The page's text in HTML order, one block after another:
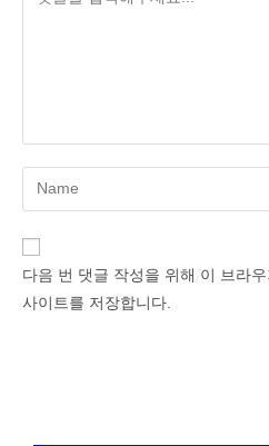
Enter
your
name
다음 번 댓글 작성을 위해 이 브라
사이트를 저장합니다.